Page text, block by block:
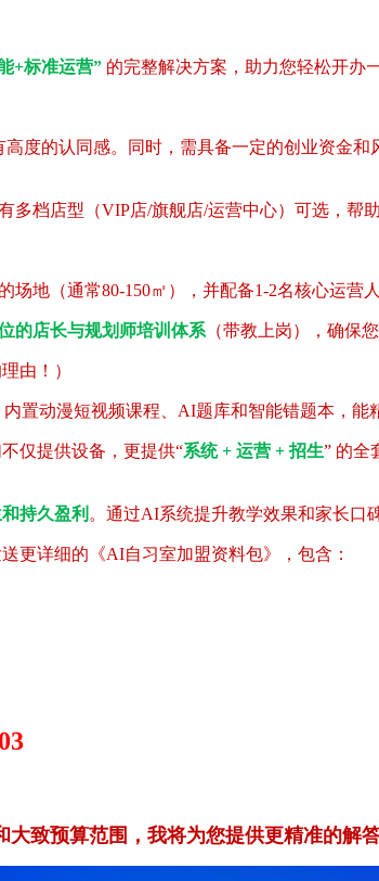
+标准运营” 的完整解决方案，助力您轻松开办
度的认同感。同时，需具备一定的创业资金
多档店型（VIP店/旗舰店/运营中心）可选，帮
地（通常80-150㎡），并配备1-2名核心运营人
的店长与规划师培训体系 （带教上岗），确保
由！）
内置动漫短视频课程、AI题库和智能错题本，能
仅提供设备，更提供“系统 + 运营 + 招生” 的全
持久盈利 。通过AI系统提升教学效果和家长口
更详细的《AI自习室加盟资料包》，包含：
致预算范围，我将为您提供更精准的解答